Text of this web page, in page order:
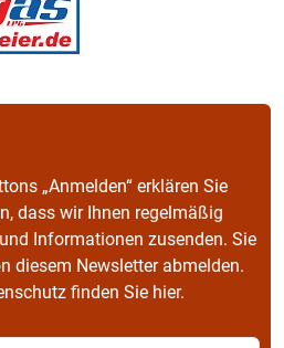
„Anmelden“ erklären Sie
dass wir Ihnen regelmäßig
Informationen zusenden. Sie
diesem Newsletter abmelden.
finden Sie hier.